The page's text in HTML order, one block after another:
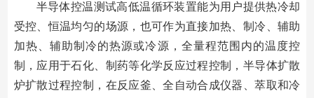
半导体控温测试高低温循环装置能为用户提供热冷却
受控、恒温均匀的场源，也可作为直接加热、制冷、辅助
加热、辅助制冷的热源或冷源，全量程范围内的温度控
制，应用于石化、制药等化学反应过程控制，半导体扩散
炉扩散过程控制，在反应釜、全自动合成仪器、萃取和冷